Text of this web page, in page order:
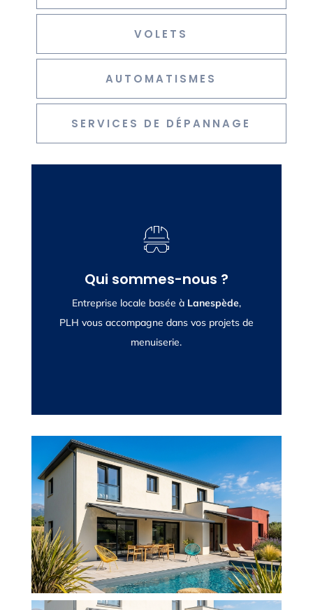
VOLETS
AUTOMATISMES
SERVICES DE DÉPANNAGE
Qui sommes-nous ?
Entreprise locale basée à Lanespède,
PLH vous accompagne dans vos projets de
menuiserie.
Pourquoi choisir PLH ?
Intervention locale et réactive